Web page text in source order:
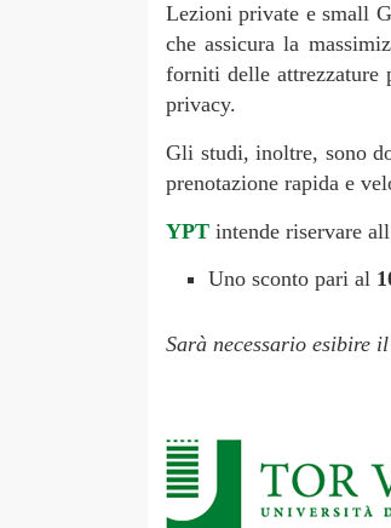
Lezioni private e small
che assicura la
forniti delle attrezzature
privacy.
Gli studi, inoltre, sono
prenotazione rapida e
YPT intende riservare
Uno sconto pari al
Sarà necessario esibire